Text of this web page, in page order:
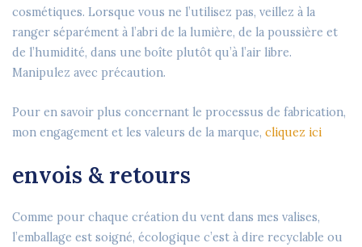
cosmétiques. Lorsque vous ne l’utilisez pas, veillez à la
ranger séparément à l’abri de la lumière, de la poussière et
de l’humidité, dans une boîte plutôt qu’à l’air libre.
Manipulez avec précaution.
Pour en savoir plus concernant le processus de fabrication,
mon engagement et les valeurs de la marque, cliquez ici
envois & retours
Comme pour chaque création du vent dans mes valises,
l’emballage est soigné, écologique c’est à dire recyclable ou